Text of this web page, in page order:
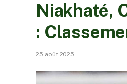
Niakhaté,
:
25 août 2025